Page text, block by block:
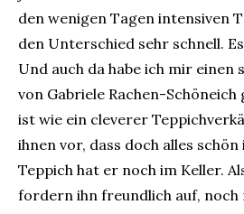
den wenigen Tagen intensiven
den Unterschied sehr schnell.
Und auch da habe ich mir einen
von Gabriele Rachen-Schöneich
ist wie ein cleverer
ihnen vor, dass doch alles
Teppich hat er noch im Keller.
fordern ihn freundlich auf, noch